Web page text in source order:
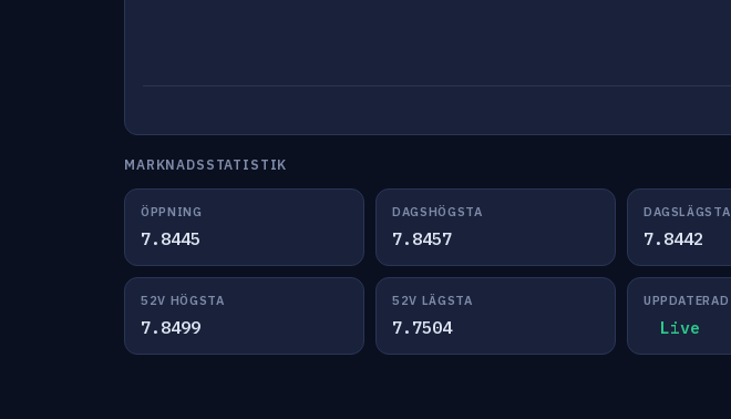
MARKNADSSTATISTIK
ÖPPNING
7.8445
DAGSHÖGSTA
7.8457
DAGSLÄGSTA
7.8442
52V HÖGSTA
7.8499
52V LÄGSTA
7.7504
UPPDATERAD
Live